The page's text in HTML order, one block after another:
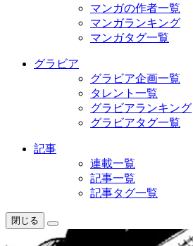
マンガの作者一覧
マンガランキング
マンガタグ一覧
グラビア
グラビア企画一覧
タレント一覧
グラビアランキング
グラビアタグ一覧
記事
連載一覧
記事一覧
記事タグ一覧
閉じる